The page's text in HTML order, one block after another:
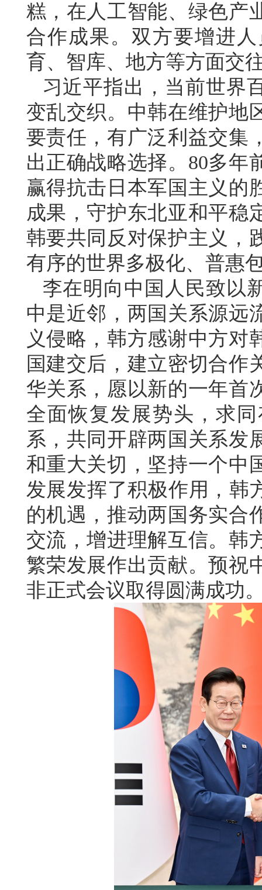
糕，在人工智能、绿色产
合作成果。双方要增进
育、智库、地方等方面交
习近平指出，当前世界
变乱交织。中韩在维护地
要责任，有广泛利益交集
出正确战略选择。80多年
赢得抗击日本军国主义的
成果，守护东北亚和平稳
韩要共同反对保护主义，
有序的世界多极化、普惠
李在明向中国人民致以
中是近邻，两国关系源远
义侵略，韩方感谢中方对
国建交后，建立密切合作
华关系，愿以新的一年首
全面恢复发展势头，求
系，共同开辟两国关系发
和重大关切，坚持一个中
发展发挥了积极作用，韩
的机遇，推动两国务实合
交流，增进理解互信。韩
繁荣发展作出贡献。预祝
非正式会议取得圆满成功